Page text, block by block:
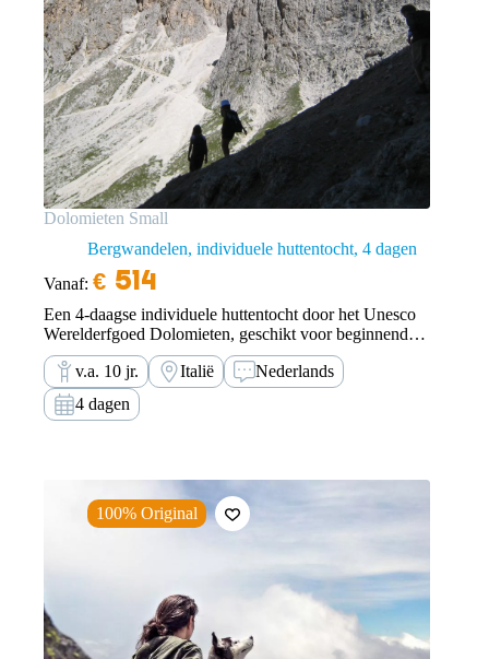
Dolomieten Small
Bergwandelen, individuele huttentocht 4 dagen
Vanaf: € 514
Een 4-daagse individuele huttentocht door het Unesco
Werelderfgoed Dolomieten, geschikt voor beginnende
en licht gevorderde bergwandelaars. Je loopt zelfstandig
en op eigen risico met behulp van onze wandelapp.
v.a. 10 jr. Italië
Nederlands
4 dagen
100% Original